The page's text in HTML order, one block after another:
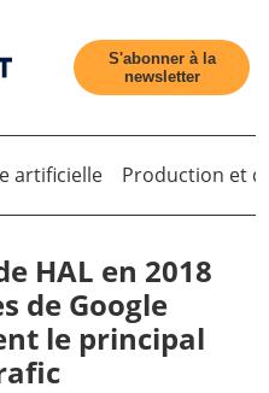
S'abonner à la
newsletter
artificielle Production et
HAL en 2018
de Google
le principal